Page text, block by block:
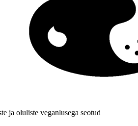
ja oluliste veganlusega seotud